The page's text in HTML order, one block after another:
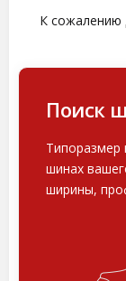
К сожалению
Поиск
Типоразмер
шинах
ширины,